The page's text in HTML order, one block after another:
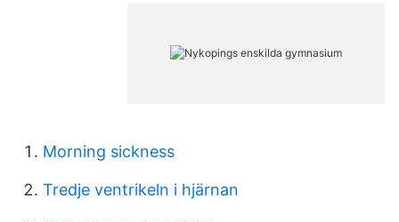
Morning sickness
Tredje ventrikeln i hjärnan